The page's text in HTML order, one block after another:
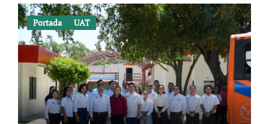
Portada UAT